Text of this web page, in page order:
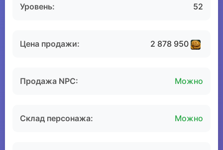
Уровень: 52
Цена продажи: 2 878 950
Продажа NPC: Можно
Склад персонажа: Можно